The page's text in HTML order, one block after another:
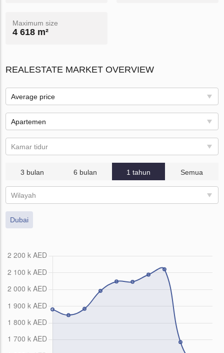
Maximum size
4 618 m²
REALESTATE MARKET OVERVIEW
Average price
Apartemen
Kamar tidur
3 bulan 6 bulan 1 tahun Semua
Wilayah
Dubai